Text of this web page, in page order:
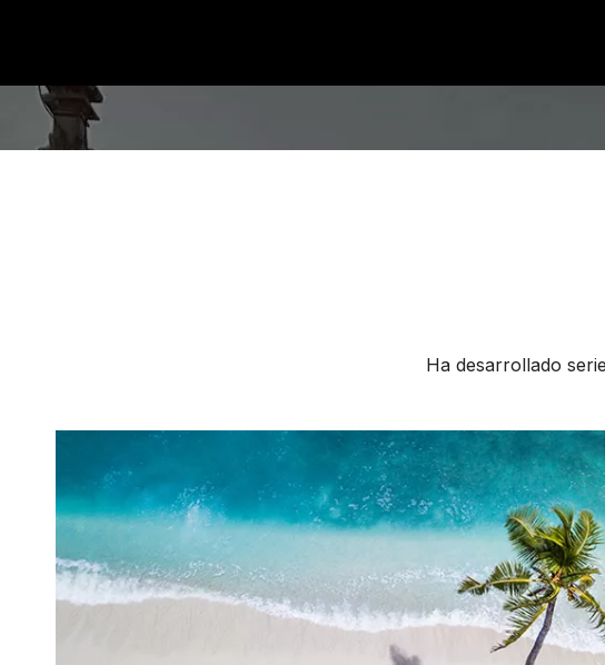
Ha desarrollado